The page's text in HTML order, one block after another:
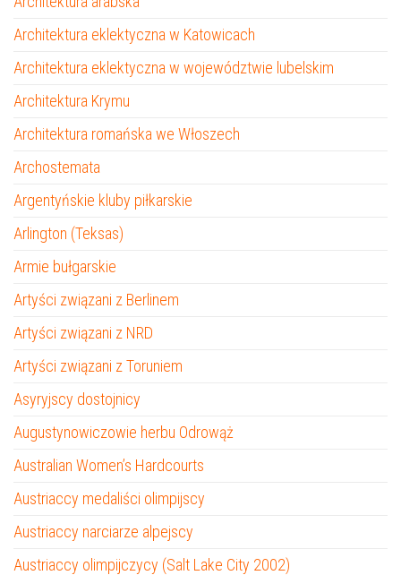
Architektura eklektyczna w Katowicach
Architektura eklektyczna w województwie lubelskim
Architektura Krymu
Architektura romańska we Włoszech
Archostemata
Argentyńskie kluby piłkarskie
Arlington (Teksas)
Armie bułgarskie
Artyści związani z Berlinem
Artyści związani z NRD
Artyści związani z Toruniem
Asyryjscy dostojnicy
Augustynowiczowie herbu Odrowąż
Australian Women’s Hardcourts
Austriaccy medaliści olimpijscy
Austriaccy narciarze alpejscy
Austriaccy olimpijczycy (Salt Lake City 2002)